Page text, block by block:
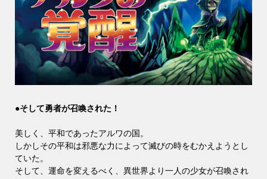
●そして勇者が召喚された！
美しく、平和であったアルワの国。
しかしその平和は邪悪な力によって滅びの時をむかえようとし
ていた。
そして、運命を変えるべく、異世界より一人の少女が召喚され